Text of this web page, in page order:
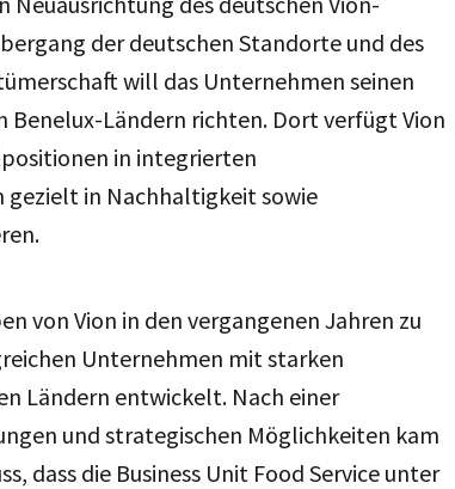
der deutschen Standorte und des
will das Unternehmen seinen
Benelux-Ländern richten. Dort verfügt Vion
in integrierten
in Nachhaltigkeit sowie
von Vion in den vergangenen Jahren zu
Unternehmen mit starken
Ländern entwickelt. Nach einer
und strategischen Möglichkeiten kam
dass die Business Unit Food Service unter